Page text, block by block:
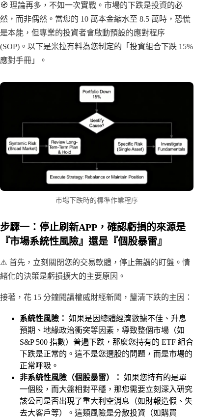
🧭 理論再多，不如一次實戰。市場的下跌是投資的必
然，而非偶然。當您的 10 萬本金縮水至 8.5 萬時，恐慌
是本能，但專業的投資者會啟動預設的應對程序
(SOP)。以下是米拉有料為您制定的「投資組合下跌 15%
應對手冊」。
市場下跌時的標準作業程序
步驟一：停止刷新APP，確認虧損的來源是
『市場系統性風險』還是『個股暴雷』
⚠️ 首先，立刻關閉您的交易軟體，停止無謂的盯盤。情
緒化的決策是虧損擴大的主要原因。
接著，花 15 分鐘閱讀權威財經新聞，釐清下跌的主因：
系統性風險： 如果是因總體經濟數據不佳、升息
預期、地緣政治衝突等因素，導致整個市場（如
S&P 500 指數）普遍下跌，那麼您持有的 ETF 組合
下跌是正常的。這不是您選股的問題，而是市場的
正常呼吸。
非系統性風險（個股暴雷）： 如果您持有的是單
一個股，而大盤相對平穩，那您需要立刻深入研究
該公司是否出現了重大利空消息（如財報造假、失
去大客戶等）。這類風險是分散投資（如購買